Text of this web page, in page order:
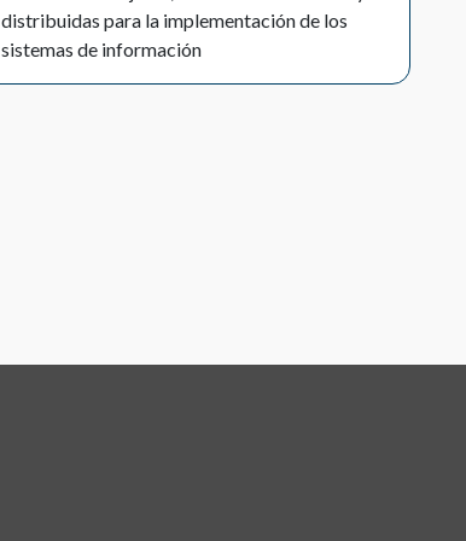
distribuidas para la implementación de los
sistemas de información